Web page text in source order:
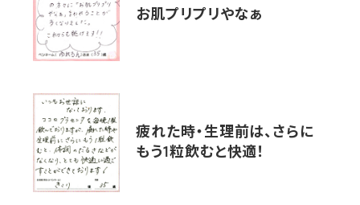
お肌プリプリやなぁ
疲れた時・生理前は、さらに
もう1粒飲むと快適！